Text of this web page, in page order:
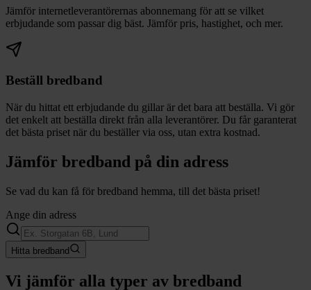
Jämför internetleverantörernas abonnemang för att se vilket
erbjudande som passar dig bäst. Jämför pris, hastighet, och mer.
Beställ bredband
När du hittat ett erbjudande du gillar är det bara att beställa. Vi gör
det enkelt att beställa direkt från alla leverantörer. Du får garanterat
det bästa priset när du beställer via oss, utan extra kostnad.
Jämför bredband på din adress
Se vad du kan få för bredband hemma, till det bästa priset!
Ange din adress
Hitta bredband
Vi jämför alla typer av bredband